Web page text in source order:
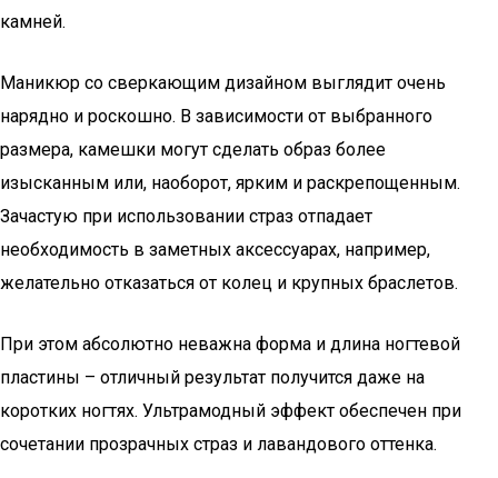
камней.
Маникюр со сверкающим дизайном выглядит очень
нарядно и роскошно. В зависимости от выбранного
размера, камешки могут сделать образ более
изысканным или, наоборот, ярким и раскрепощенным.
Зачастую при использовании страз отпадает
необходимость в заметных аксессуарах, например,
желательно отказаться от колец и крупных браслетов.
При этом абсолютно неважна форма и длина ногтевой
пластины – отличный результат получится даже на
коротких ногтях. Ультрамодный эффект обеспечен при
сочетании прозрачных страз и лавандового оттенка.